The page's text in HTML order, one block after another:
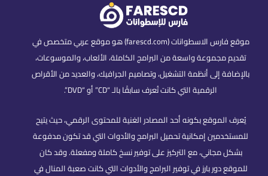
موقع فارس الاسطوانات (farescd.com) هو موقع عربي متخصص في
تقديم مجموعة واسعة من البرامج الكاملة، الألعاب، والموسوعات،
بالإضافة إلى أنظمة التشغيل، وتصاميم الجرافيك، والعديد من الأقراص
الرقمية التي كانت تُعرف سابقًا بالـ “CD” أو “DVD”.
يُعرف الموقع بكونه أحد المصادر الغنية للمحتوى الرقمي، حيث يتيح
للمستخدمين إمكانية تحميل البرامج والأدوات التي قد تكون مدفوعة
بشكل مجاني، مع التركيز على توفير نسخ كاملة ومفعلة. وقد كان
للموقع دور بارز في توفير البرامج والأدوات التي كانت صعبة المنال في